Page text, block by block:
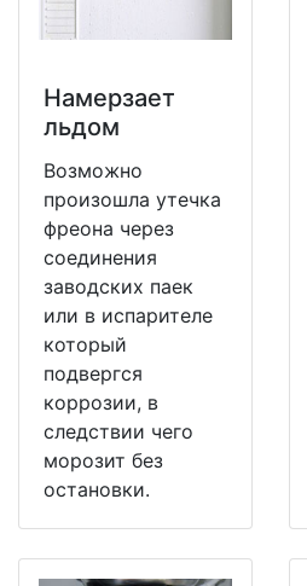
Намерзает
льдом
Возможно
произошла утечка
фреона через
соединения
заводских паек
или в испарителе
который
подвергся
коррозии, в
следствии чего
морозит без
остановки.